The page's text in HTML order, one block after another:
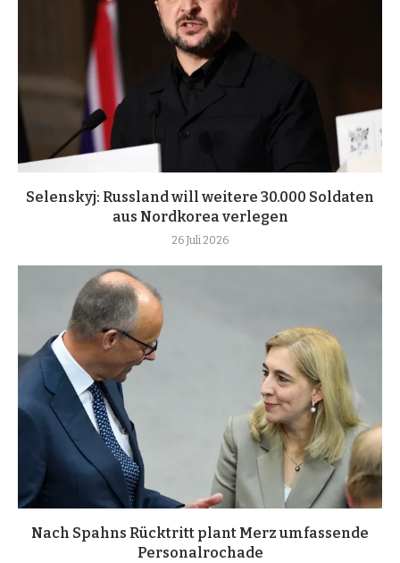
Selenskyj: Russland will weitere 30.000 Soldaten
aus Nordkorea verlegen
26 Juli 2026
Nach Spahns Rücktritt plant Merz umfassende
Personalrochade